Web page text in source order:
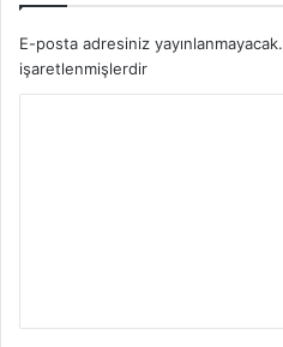
E-posta adresiniz yayınlanmayacak.
işaretlenmişlerdir